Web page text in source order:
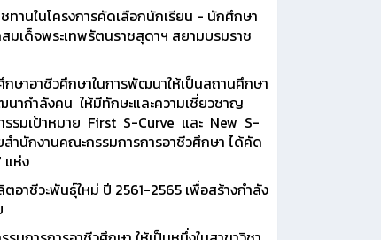
นในโครงการคัดเลือกนักเรียน - นักศึกษา
มเด็จพระเทพรัตนราชสุดาฯ สยามบรมราช
าอาชีวศึกษาในการพัฒนาให้เป็นสถานศึกษา
นากำลังคน ให้มีทักษะและความเชี่ยวชาญ
รมเป้าหมาย First S-Curve และ New S-
ำนักงานคณะกรรมการการอาชีวศึกษา ได้คัด
แห่ง
าชีวะพันธุ์ใหม่ ปี 2561-2565 เพื่อสร้างกำลัง